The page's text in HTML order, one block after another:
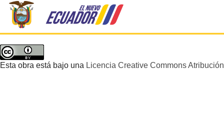
Esta obra está bajo una Licencia Creative Commons